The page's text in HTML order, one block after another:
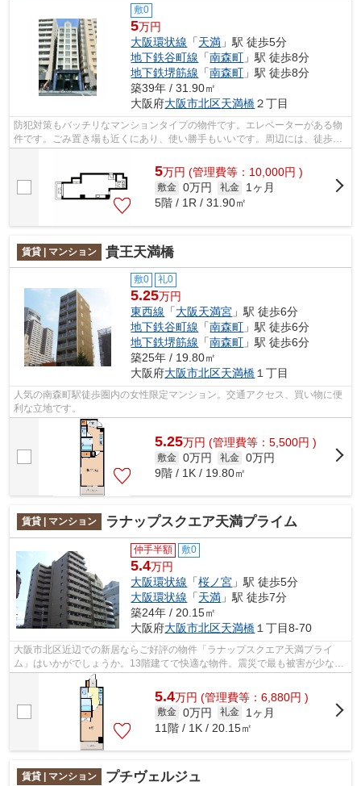
敷0
5万円
大阪環状線 「天満 」駅 徒歩5分
地下鉄谷町線 「南森町 」駅 徒歩8分
地下鉄堺筋線 「南森町 」駅 徒歩8分
築39年 / 31.90㎡
大阪府大阪市北区天満橋２丁目
防犯対策もバッチリなマンションタイプの物件です。エレベーターがある物
件です。ごみ置き場も近くにあり、使い勝手もいいです。周辺には、徒歩5
分で利用できる駅があります。内見のご...
5万円 (管理費等：10,000円 )
敷金 0万円 礼金
1ヶ月
5階 / 1R / 31.90㎡
賃貸 | マンション 貴王天満橋
敷0 礼0
5.25万円
東西線 「大阪天満宮 」駅 徒歩6分
地下鉄谷町線 「南森町 」駅 徒歩6分
地下鉄堺筋線 「南森町 」駅 徒歩6分
築25年 / 19.80㎡
大阪府大阪市北区天満橋１丁目
人気の南森町駅徒歩圏内の女性限定マンション。交通アクセス、買い物に便
利な立地です。
5.25万円 (管理費等：5,500円 )
敷金 0万円 礼金 0万円
9階 / 1K / 19.80㎡
賃貸 | マンション ラナップスクエア天満プライム
仲手半額 敷0
5.4万円
大阪環状線 「桜ノ宮 」駅 徒歩5分
大阪環状線 「天満 」駅 徒歩7分
築24年 / 20.15㎡
大阪府大阪市北区天満橋１丁目8-70
大阪市北区近辺での新居ならご好評の物件「ラナップスクエア天満プライ
ム」はいかがでしょうか。13階建てで快適な物件。震災で最も被害が少ない
とデータが証明しているRC造住宅。お部...
5.4万円 (管理費等：6,880円 )
敷金 0万円 礼金
1ヶ月
11階 / 1K / 20.15㎡
賃貸 | マンション プチヴェルジュ